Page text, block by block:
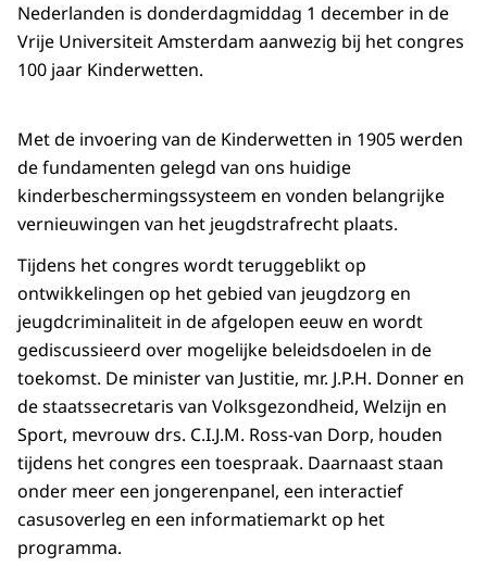
Nederlanden is donderdagmiddag 1 december in de
Vrije Universiteit Amsterdam aanwezig bij het congres
100 jaar Kinderwetten.
Met de invoering van de Kinderwetten in 1905 werden
de fundamenten gelegd van ons huidige
kinderbeschermingssysteem en vonden belangrijke
vernieuwingen van het jeugdstrafrecht plaats.
Tijdens het congres wordt teruggeblikt op
ontwikkelingen op het gebied van jeugdzorg en
jeugdcriminaliteit in de afgelopen eeuw en wordt
gediscussieerd over mogelijke beleidsdoelen in de
toekomst. De minister van Justitie, mr. J.P.H. Donner en
de staatssecretaris van Volksgezondheid, Welzijn en
Sport, mevrouw drs. C.I.J.M. Ross-van Dorp, houden
tijdens het congres een toespraak. Daarnaast staan
onder meer een jongerenpanel, een interactief
casusoverleg en een informatiemarkt op het
programma.